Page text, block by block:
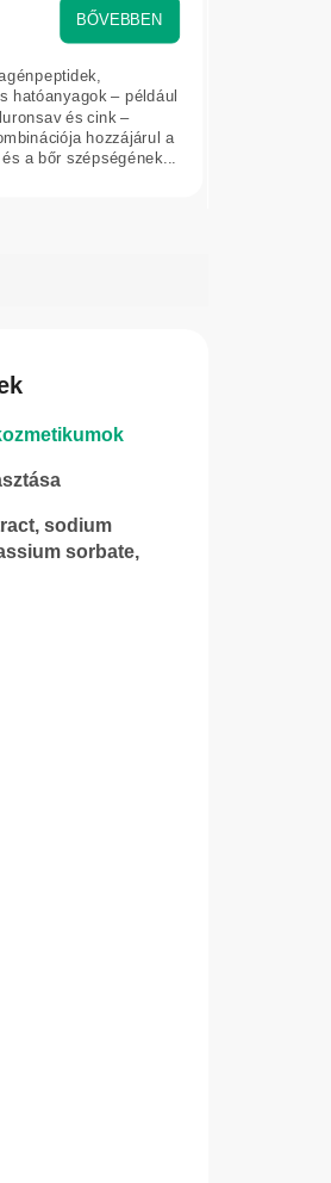
BŐVEBBEN
hatóanyagok – például
és cink –
hozzájárul a
a bőr szépségének...
sodium
sorbate,